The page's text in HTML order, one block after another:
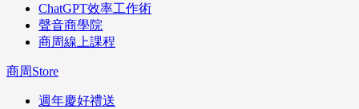
ChatGPT效率工作術
聲音商學院
商周線上課程
商周Store
週年慶好禮送